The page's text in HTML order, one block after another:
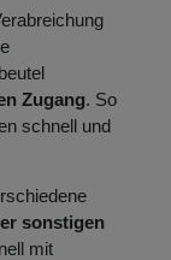
Zugang. So
schnell und
sonstigen
mit